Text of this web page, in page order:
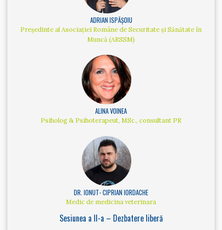
ADRIAN ISPĂȘOIU
Președinte al Asociației Române de Securitate și Sănătate în
Muncă (ARSSM)
ALINA VOINEA
Psiholog & Psihoterapeut, MSc., consultant PR
DR. IONUT- CIPRIAN IORDACHE
Medic de medicina veterinara
Sesiunea a II-a – Dezbatere liberă